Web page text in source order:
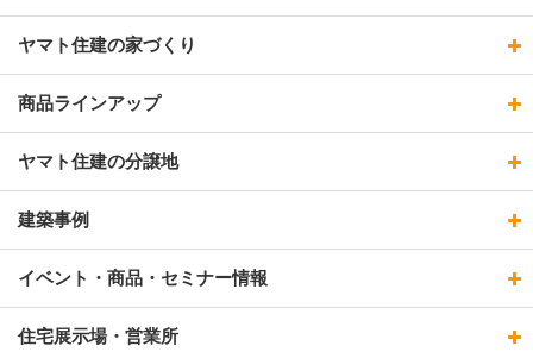
ヤマト住建の家づくり
商品ラインアップ
ヤマト住建の分譲地
建築事例
イベント・商品・セミナー情報
住宅展示場・営業所